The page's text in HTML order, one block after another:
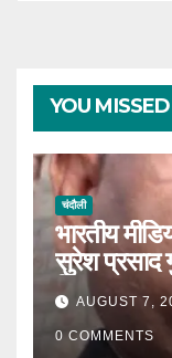
YOU MISSED
चंदौली
भारतीय
सुरेश प्रसाद
जिलाध्यक्ष|
AUGUST 7,
0 COMMENTS